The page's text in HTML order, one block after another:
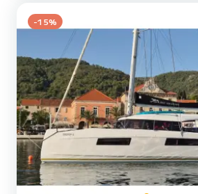
vybavení: Autopilot, Venkovní reproduktory,...
-15%